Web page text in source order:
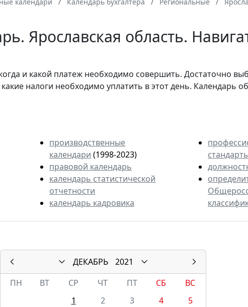
Ярославская область.
и какой платеж необходимо совершить. Достаточно
налоги необходимо уплатить в этот день. Календарь
производственные
календари (1998-2023)
правовой календарь
календарь статистической
отчетности
календарь кадровика
ДЕКАБРЬ
2021
ПН
ВТ СР ЧТ ПТ СБ
ВС
1
2 3 4
5